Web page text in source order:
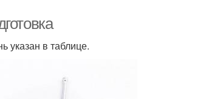
указан в таблице.